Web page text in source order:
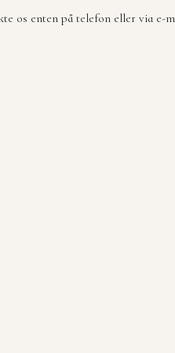
os enten på telefon eller via e-